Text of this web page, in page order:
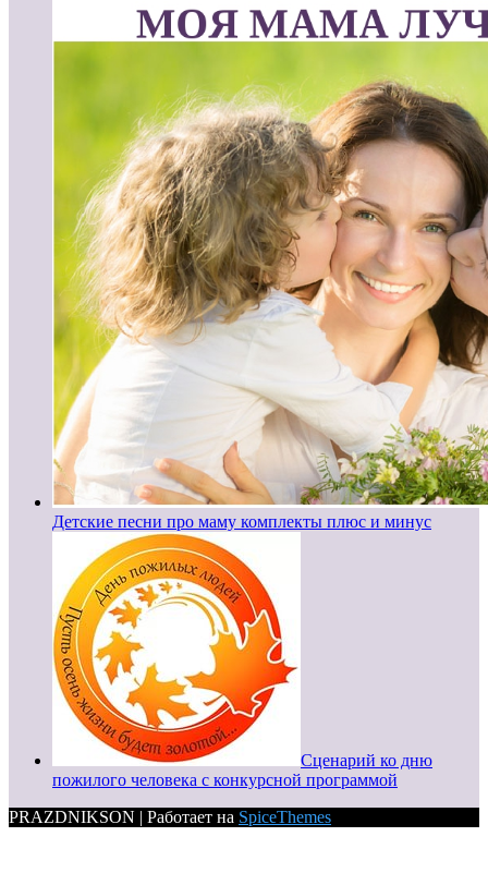
Детские песни про маму комплекты плюс и минус
Сценарий ко дню
пожилого человека с конкурсной программой
PRAZDNIKSON | Работает на SpiceThemes